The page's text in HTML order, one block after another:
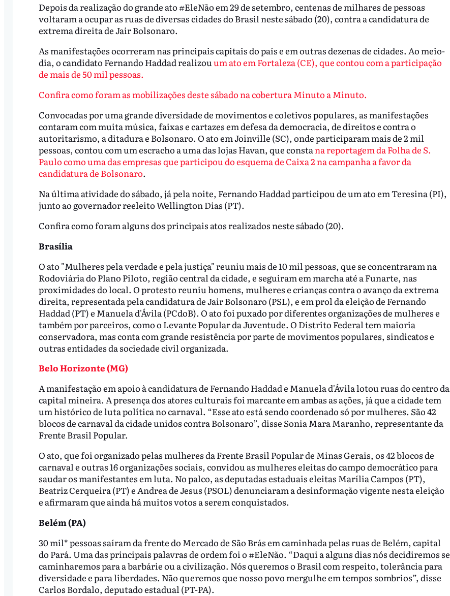
Depois da realização do grande ato #EleNão em 29 de setembro, centenas de milhares de pessoas
voltaram a ocupar as ruas de diversas cidades do Brasil neste sábado (20), contra a candidatura de
extrema direita de Jair Bolsonaro.
As manifestações ocorreram nas principais capitais do país e em outras dezenas de cidades. Ao meio-
dia, o candidato Fernando Haddad realizouum ato em Fortaleza (CE), que contou com a participação
de mais de 50 mil pessoas.
Confira como foram as mobilizações deste sábado na cobertura Minuto a Minuto.
Convocadas por uma grande diversidade de movimentos e coletivos populares, as manifestações
contaram com muita música, faixas e cartazes em defesa da democracia, de direitos e contra o
autoritarismo, a ditadura e Bolsonaro. O ato em Joinville (SC), onde participaram mais de 2 mil
pessoas, contou com um escracho a uma das lojas Havan, que constana reportagem da Folha de S.
Paulo como uma das empresas que participou do esquema de Caixa 2 na campanha a favor da
candidatura de Bolsonaro.
Na última atividade do sábado, já pela noite, Fernando Haddad participou de um ato em Teresina (PI),
junto ao governador reeleito Wellington Dias (PT).
Confira como foram alguns dos principais atos realizados neste sábado (20).
Brasília
O ato "Mulheres pela verdade e pela justiça" reuniu mais de 10 mil pessoas, que se concentraram na
Rodoviária do Plano Piloto, região central da cidade, e seguiram em marcha até a Funarte, nas
proximidades do local. O protesto reuniu homens, mulheres e crianças contra o avanço da extrema
direita, representada pela candidatura de Jair Bolsonaro (PSL), e em prol da eleição de Fernando
Haddad (PT) e Manuela d'Ávila (PCdoB). O ato foi puxado por diferentes organizações de mulheres e
também por parceiros, como o Levante Popular da Juventude. O Distrito Federal tem maioria
conservadora, mas conta com grande resistência por parte de movimentos populares, sindicatos e
outras entidades da sociedade civil organizada.
Belo Horizonte (MG)
A manifestação em apoio à candidatura de Fernando Haddad e Manuela d'Ávila lotou ruas do centro da
capital mineira. A presença dos atores culturais foi marcante em ambas as ações, já que a cidade tem
um histórico de luta política no carnaval. “Esse ato está sendo coordenado só por mulheres. São 42
blocos de carnaval da cidade unidos contra Bolsonaro”, disse Sonia Mara Maranho, representante da
Frente Brasil Popular.
O ato, que foi organizado pelas mulheres da Frente Brasil Popular de Minas Gerais, os 42 blocos de
carnaval e outras 16 organizações sociais, convidou as mulheres eleitas do campo democrático para
saudar os manifestantes em luta. No palco, as deputadas estaduais eleitas Marília Campos (PT),
Beatriz Cerqueira (PT) e Andrea de Jesus (PSOL) denunciaram a desinformação vigente nesta eleição
e afirmaram que ainda há muitos votos a serem conquistados.
Belém (PA)
30 mil* pessoas saíram da frente do Mercado de São Brás em caminhada pelas ruas de Belém, capital
do Pará. Uma das principais palavras de ordem foi o #EleNão. “Daqui a alguns dias nós decidiremos se
caminharemos para a barbárie ou a civilização. Nós queremos o Brasil com respeito, tolerância para
diversidade e para liberdades. Não queremos que nosso povo mergulhe em tempos sombrios”, disse
Carlos Bordalo, deputado estadual (PT-PA).